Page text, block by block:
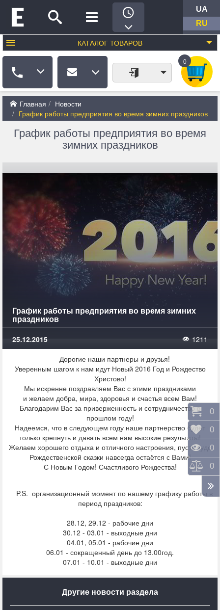
UA
RU
КАТАЛОГ ТОВАРОВ
0
Главная
Новости
График работы предприятия во время зимних праздников
График работы предприятия во время
зимних праздников
График работы предприятия во время зимних
праздников
25.12.2015
1211
Дорогие наши партнеры и друзья!
Уверенным шагом к нам идут Новый 2016 Год и Рождество
Христово!
Мы искренне поздравляем Вас с этими праздниками
и желаем добра, мира, здоровья и счастья всем Вам!
Благодарим Вас за приверженность и сотрудничество в
прошлом году!
Надеемся, что в следующем году наше партнерство будет
только крепнуть и давать всем нам высокие результаты!
Желаем хорошего отдыха и отличного настроения, пусть чудо
Рождественской сказки навсегда остаётся с Вами!
С Новым Годом! Счастливого Рождества!
P.S. организационный момент по нашему графику работы в
период праздников:
28.12, 29.12 - рабочие дни
30.12 - 03.01 - выходные дни
04.01, 05.01 - рабочие дни
06.01 - сокращенный день до 13.00год.
07.01 - 10.01 - выходные дни
Другие новости раздела
0
0
0
0